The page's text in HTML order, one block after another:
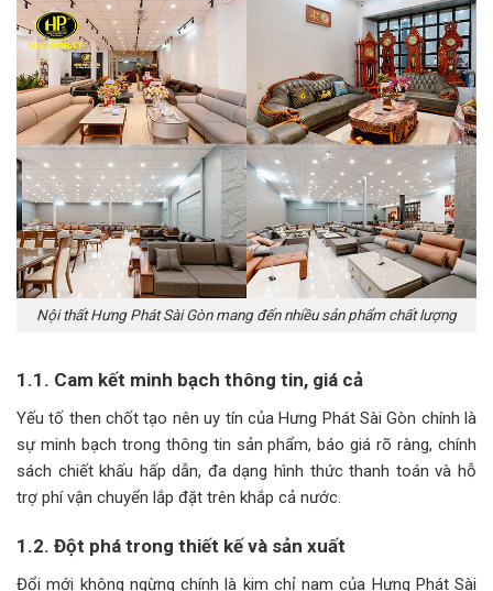
Nội thất Hưng Phát Sài Gòn mang đến nhiều sản phẩm chất lượng
1.1. Cam kết minh bạch thông tin, giá cả
Yếu tố then chốt tạo nên uy tín của Hưng Phát Sài Gòn chính là
sự minh bạch trong thông tin sản phẩm, báo giá rõ ràng, chính
sách chiết khấu hấp dẫn, đa dạng hình thức thanh toán và hỗ
trợ phí vận chuyển lắp đặt trên khắp cả nước.
1.2. Đột phá trong thiết kế và sản xuất
Đổi mới không ngừng chính là kim chỉ nam của Hưng Phát Sài